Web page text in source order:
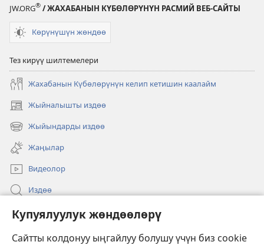
Купуялуулук жөндөөлөрү
Сайтты колдонуу ыңгайлуу болушу үчүн биз cookie
JW.ORG® / ЖАХАБАНЫН КҮБӨЛӨРҮНҮН РАСМИЙ ВЕБ-САЙТЫ
Көрүнүшүн жөндөө
Тез кирүү шилтемелери
Жахабанын Күбөлөрүнүн келип кетишин каалайм
Жыйналышты издөө
(жаңы
терезе
ачат)
Жыйындарды издөө
(жаңы
терезе
ачат)
Жаңылар
Видеолор
Издөө
Бийлик өкүлдөрү үчүн маалымат